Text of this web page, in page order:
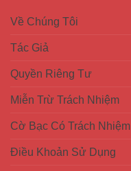
Về Chúng Tôi
Tác Giả
Quyền Riêng Tư
Miễn Trừ Trách Nhiệm
Cờ Bạc Có Trách Nhiệm
Điều Khoản Sử Dụng